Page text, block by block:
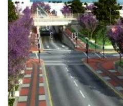
Deporte
Política
Espectáculos